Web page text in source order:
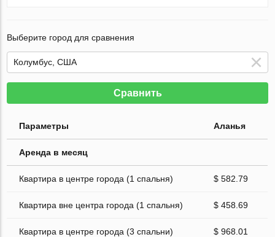
Выберите город для сравнения
Сравнить
Параметры Аланья
Аренда в месяц
Квартира в центре города (1 спальня) $ 582.79
Квартира вне центра города (1 спальня) $ 458.69
Квартира в центре города (3 спальни) $ 968.01